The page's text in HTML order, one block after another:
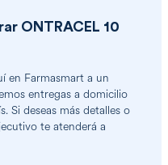
ONTRACEL 10
en Farmasmart a un
entregas a domicilio
Si deseas más detalles o
te atenderá a